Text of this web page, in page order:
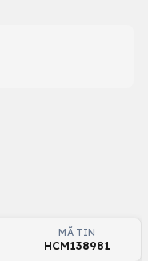
MÃ TIN
HCM138981